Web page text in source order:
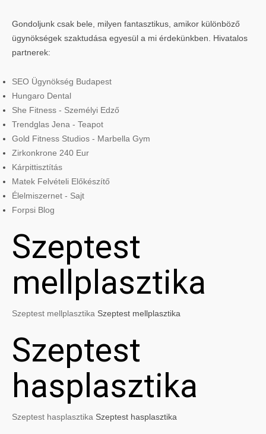
Gondoljunk csak bele, milyen fantasztikus, amikor különböző
ügynökségek szaktudása egyesül a mi érdekünkben. Hivatalos
partnerek:
SEO Ügynökség Budapest
Hungaro Dental
She Fitness - Személyi Edző
Trendglas Jena - Teapot
Gold Fitness Studios - Marbella Gym
Zirkonkrone 240 Eur
Kárpittisztítás
Matek Felvételi Előkészítő
Élelmiszernet - Sajt
Forpsi Blog
Szeptest
mellplasztika
Szeptest mellplasztika Szeptest mellplasztika
Szeptest
hasplasztika
Szeptest hasplasztika Szeptest hasplasztika